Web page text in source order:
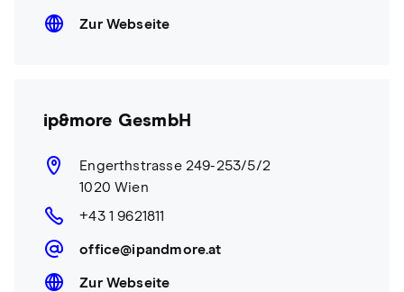
Zur Webseite
ip&more GesmbH
Engerthstrasse 249-253/5/2
1020 Wien
+43 1 9621811
office@ipandmore.at
Zur Webseite